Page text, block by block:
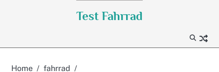
Test Fahrrad
Home
fahrrad